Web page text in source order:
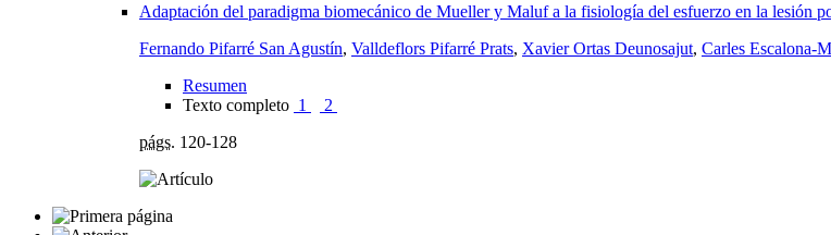
Adaptación del paradigma biomecánico de Mueller y Maluf a la fisiología del esfuerzo en la lesión
Fernando Pifarré San Agustín, Valldeflors Pifarré Prats, Xavier Ortas Deunosajut, Carles Escalona-
Resumen
Texto completo 1
2
págs. 120-128